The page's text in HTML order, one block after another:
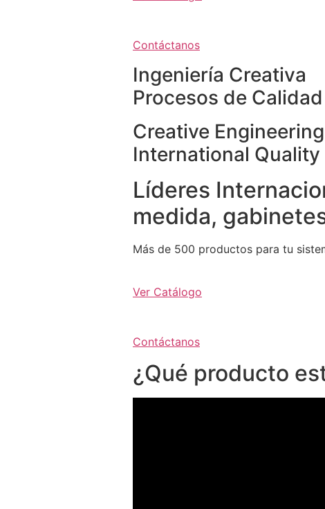
Contáctanos
Ingeniería Creativa
Procesos de
Creative Engineering
International Quality
Líderes
medida,
Más de 500 productos para tu
Ver Catálogo
Contáctanos
¿Qué producto